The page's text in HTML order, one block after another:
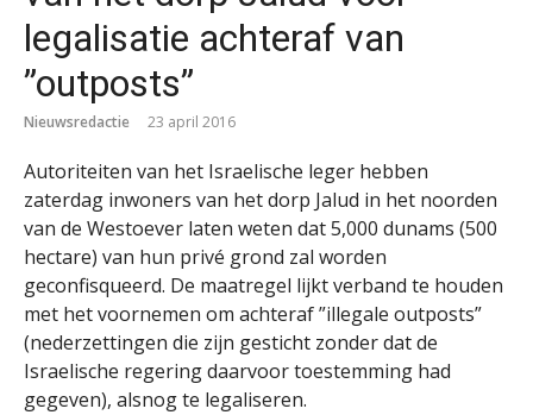
legalisatie achteraf van
”outposts”
Nieuwsredactie 23 april 2016
Autoriteiten van het Israelische leger hebben
zaterdag inwoners van het dorp Jalud in het noorden
van de Westoever laten weten dat 5,000 dunams (500
hectare) van hun privé grond zal worden
geconfisqueerd. De maatregel lijkt verband te houden
met het voornemen om achteraf ”illegale outposts”
(nederzettingen die zijn gesticht zonder dat de
Israelische regering daarvoor toestemming had
gegeven), alsnog te legaliseren.